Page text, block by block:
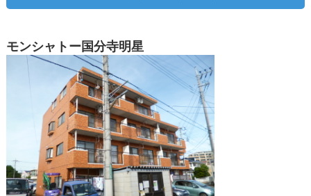
モンシャトー国分寺明星